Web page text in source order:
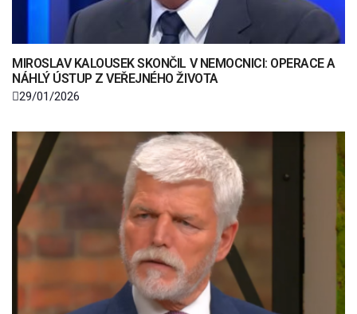
MIROSLAV KALOUSEK SKONČIL V NEMOCNICI: OPERACE A
NÁHLÝ ÚSTUP Z VEŘEJNÉHO ŽIVOTA
29/01/2026